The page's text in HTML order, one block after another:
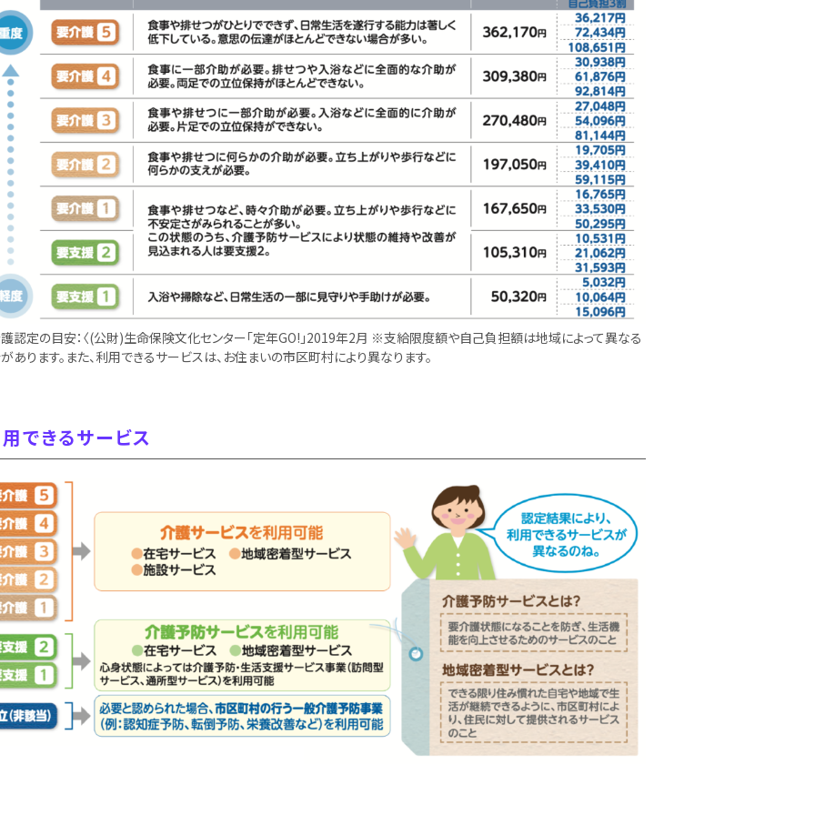
認定の目安：〈(公財)生命保険文化センター「定年GO!」2019年2月 ※支給限度額や自己負担額は地域によって異なる
あります。また、利用できるサービスは、お住まいの市区町村により異なります。
できるサービス